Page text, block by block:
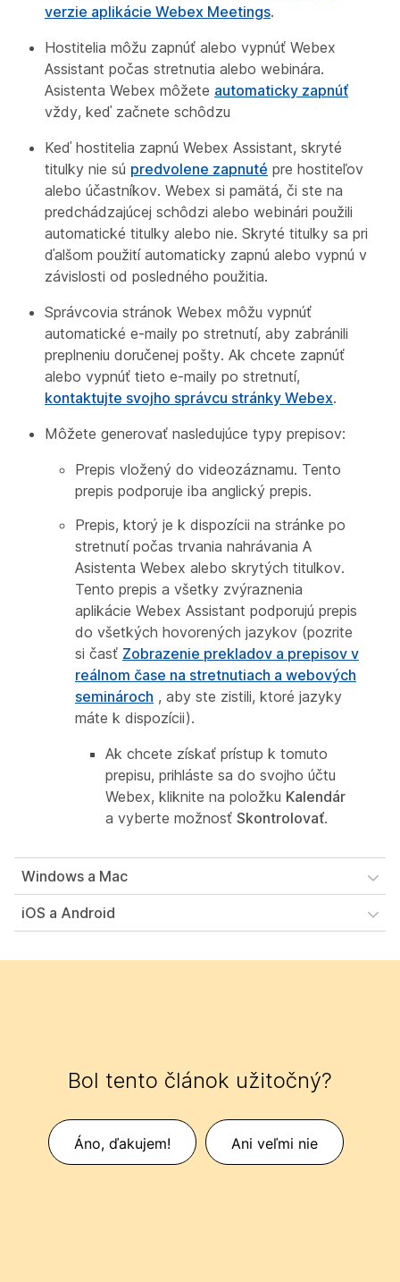
verzie aplikácie Webex Meetings.
Hostitelia môžu zapnúť alebo vypnúť Webex
Assistant počas stretnutia alebo webinára.
Asistenta Webex môžete automaticky zapnúť
vždy, keď začnete schôdzu
Keď hostitelia zapnú Webex Assistant, skryté
titulky nie sú predvolene zapnuté pre hostiteľov
alebo účastníkov. Webex si pamätá, či ste na
predchádzajúcej schôdzi alebo webinári použili
automatické titulky alebo nie. Skryté titulky sa pri
ďalšom použití automaticky zapnú alebo vypnú v
závislosti od posledného použitia.
Správcovia stránok Webex môžu vypnúť
automatické e-maily po stretnutí, aby zabránili
preplneniu doručenej pošty. Ak chcete zapnúť
alebo vypnúť tieto e-maily po stretnutí,
kontaktujte svojho správcu stránky Webex.
Môžete generovať nasledujúce typy prepisov:
Prepis vložený do videozáznamu. Tento
prepis podporuje iba anglický prepis.
Prepis, ktorý je k dispozícii na stránke po
stretnutí počas trvania nahrávania A
Asistenta Webex alebo skrytých titulkov.
Tento prepis a všetky zvýraznenia
aplikácie Webex Assistant podporujú prepis
do všetkých hovorených jazykov (pozrite
si časť Zobrazenie prekladov a prepisov v
reálnom čase na stretnutiach a webových
seminároch , aby ste zistili, ktoré jazyky
máte k dispozícii).
Ak chcete získať prístup k tomuto
prepisu, prihláste sa do svojho účtu
Webex, kliknite na položku Kalendár
a vyberte možnosť Skontrolovať.
Windows a Mac
iOS a Android
Bol tento článok užitočný?
Áno, ďakujem! Ani veľmi nie